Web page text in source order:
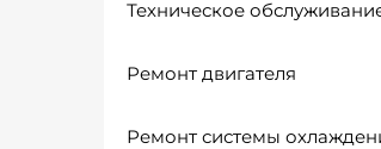
Техническое
Ремонт двигателя
Ремонт системы